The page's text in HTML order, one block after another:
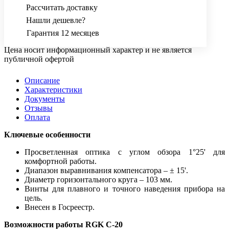
Рассчитать доставку
Нашли дешевле?
Гарантия 12 месяцев
Цена носит информационный характер и не является
публичной офертой
Описание
Характеристики
Документы
Отзывы
Оплата
Ключевые особенности
Просветленная оптика с углом обзора 1°25' для
комфортной работы.
Диапазон выравнивания компенсатора – ± 15'.
Диаметр горизонтального круга – 103 мм.
Винты для плавного и точного наведения прибора на
цель.
Внесен в Госреестр.
Возможности работы RGK C-20